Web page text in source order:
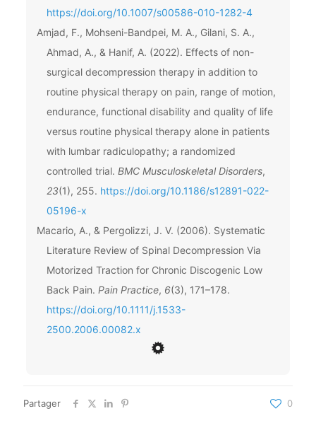
https://doi.org/10.1007/s00586-010-1282-4
Amjad, F., Mohseni-Bandpei, M. A., Gilani, S. A.,
Ahmad, A., & Hanif, A. (2022). Effects of non-
surgical decompression therapy in addition to
routine physical therapy on pain, range of motion,
endurance, functional disability and quality of life
versus routine physical therapy alone in patients
with lumbar radiculopathy; a randomized
controlled trial. BMC Musculoskeletal Disorders,
23(1), 255. https://doi.org/10.1186/s12891-022-
05196-x
Macario, A., & Pergolizzi, J. V. (2006). Systematic
Literature Review of Spinal Decompression Via
Motorized Traction for Chronic Discogenic Low
Back Pain. Pain Practice, 6(3), 171–178.
https://doi.org/10.1111/j.1533-
2500.2006.00082.x
Partager 0